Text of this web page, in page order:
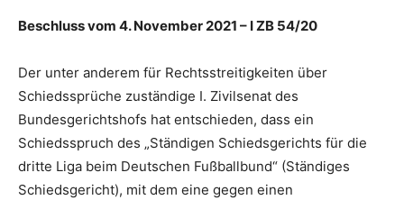
Beschluss vom 4. November 2021 – I ZB 54/20
Der unter anderem für Rechtsstreitigkeiten über
Schiedssprüche zuständige I. Zivilsenat des
Bundesgerichtshofs hat entschieden, dass ein
Schiedsspruch des „Ständigen Schiedsgerichts für die
dritte Liga beim Deutschen Fußballbund“ (Ständiges
Schiedsgericht), mit dem eine gegen einen